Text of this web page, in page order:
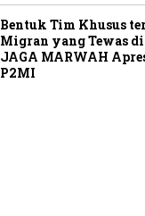
Bentuk Tim Khusus
Migran yang Tewas
JAGA MARWAH
P2MI